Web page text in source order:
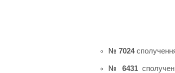
№ 7024
№ 6431